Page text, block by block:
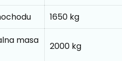
1650 kg
masa
2000 kg